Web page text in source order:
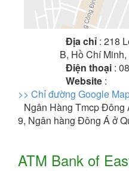
Địa chỉ : 218
B, Hồ Chí
Điện thoại :
Website :
>> Chỉ đường Google
Ngân Hàng Tmcp Đông
9, Ngân hàng Đông Á ở
ATM Bank of